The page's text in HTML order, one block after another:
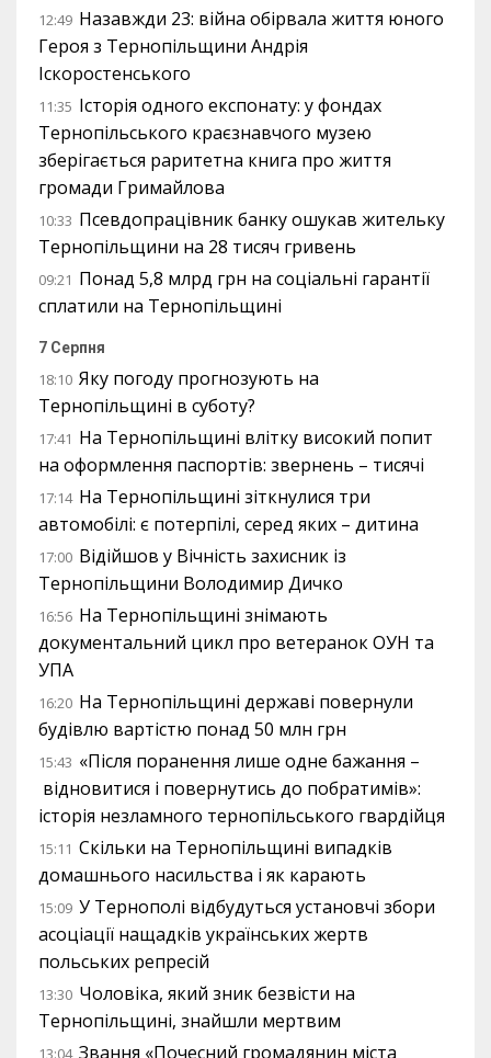
12:49 Назавжди 23: війна обірвала життя юного
Героя з Тернопільщини Андрія
Іскоростенського
11:35 Історія одного експонату: у фондах
Тернопільського краєзнавчого музею
зберігається раритетна книга про життя
громади Гримайлова
10:33 Псевдопрацівник банку ошукав жительку
Тернопільщини на 28 тисяч гривень
09:21 Понад 5,8 млрд грн на соціальні гарантії
сплатили на Тернопільщині
7 Серпня
18:10 Яку погоду прогнозують на
Тернопільщині в суботу?
17:41 На Тернопільщині влітку високий попит
на оформлення паспортів: звернень – тисячі
17:14 На Тернопільщині зіткнулися три
автомобілі: є потерпілі, серед яких – дитина
17:00 Відійшов у Вічність захисник із
Тернопільщини Володимир Дичко
16:56 На Тернопільщині знімають
документальний цикл про ветеранок ОУН та
УПА
16:20 На Тернопільщині державі повернули
будівлю вартістю понад 50 млн грн
15:43 «Після поранення лише одне бажання –
відновитися і повернутись до побратимів»:
історія незламного тернопільського гвардійця
15:11 Скільки на Тернопільщині випадків
домашнього насильства і як карають
15:09 У Тернополі відбудуться установчі збори
асоціації нащадків українських жертв
польських репресій
13:30 Чоловіка, який зник безвісти на
Тернопільщині, знайшли мертвим
13:04 Звання «Почесний громадянин міста